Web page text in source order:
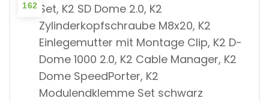
Set, K2 SD Dome 2.0, K2
Zylinderkopfschraube M8x20, K2
Einlegemutter mit Montage Clip, K2 D-
Dome 1000 2.0, K2 Cable Manager, K2
Dome SpeedPorter, K2
Modulendklemme Set schwarz
162